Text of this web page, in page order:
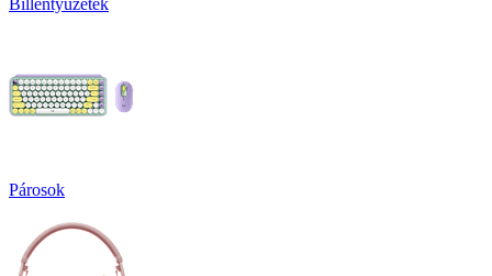
Párosok